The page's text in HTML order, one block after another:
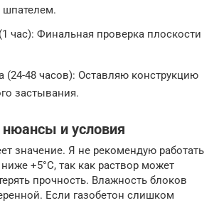
шпателем.
час): Финальная проверка плоскости
(24-48 часов): Оставляю конструкцию
застывания.
нюансы и условия
значение. Я не рекомендую работать
+5°C, так как раствор может
прочность. Влажность блоков
Если газобетон слишком